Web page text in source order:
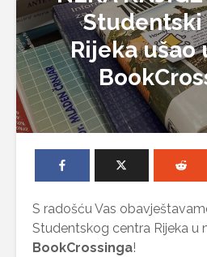
Rijeka ušao
S radošću Vas
Studentskog centra Rijeka u
BookCrossinga!